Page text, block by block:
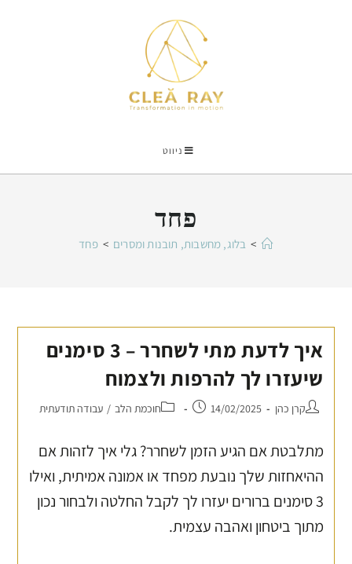
ניווט
פחד
> בלוג, מחשבות, תובנות ומסרים > פחד
איך לדעת מתי לשחרר – 3 סימנים
שיעזרו לך להרפות ולצמוח
קרן כהן 14/02/2025 חוכמת הלב / עבודה תודעתית
מתלבטת אם הגיע הזמן לשחרר? גלי איך לזהות אם
ההיאחזות שלך נובעת מפחד או אמונה אמיתית, ואילו
3 סימנים ברורים יעזרו לך לקבל החלטה ולבחור נכון
מתוך ביטחון ואהבה עצמית.